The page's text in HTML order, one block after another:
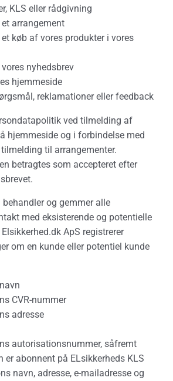
KLS eller rådgivning
arrangement
køb af vores produkter i vores
nyhedsbrev
hjemmeside
reklamationer eller feedback
ved tilmelding af
hjemmeside og i forbindelse med
til arrangementer.
betragtes som accepteret efter
behandler og gemmer alle
med eksisterende og potentielle
ApS registrerer
om en kunde eller potentiel kunde
CVR-nummer
adresse
autorisationsnummer, såfremt
er abonnent på ELsikkerheds KLS
navn, adresse, e-mailadresse og